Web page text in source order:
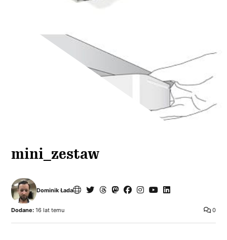
mini_zestaw
Dominik Łada
0
Dodane: 16 lat temu